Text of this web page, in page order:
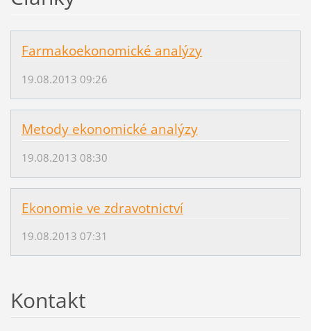
Farmakoekonomické analýzy
19.08.2013 09:26
Metody ekonomické analýzy
19.08.2013 08:30
Ekonomie ve zdravotnictví
19.08.2013 07:31
Kontakt